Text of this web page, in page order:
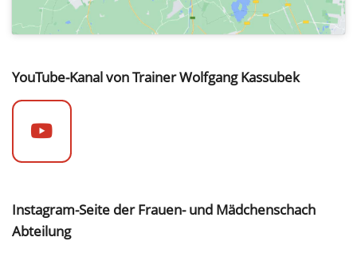
YouTube-Kanal von Trainer Wolfgang Kassubek
Instagram-Seite der Frauen- und Mädchenschach
Abteilung